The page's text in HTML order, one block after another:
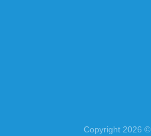
Copyright 2026 ©